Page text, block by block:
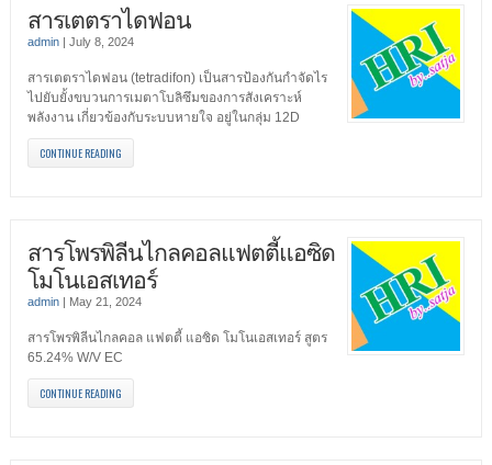
สารเตตราไดฟอน
admin| July 8, 2024
สารเตตราไดฟอน (tetradifon) เป็นสารป้องกันกำจัดไร
ไปยับยั้งขบวนการเมตาโบลิซึมของการสังเคราะห์
พลังงาน เกี่ยวข้องกับระบบหายใจ อยู่ในกลุ่ม 12D
CONTINUE READING
สารโพรพิลีนไกลคอลแฟตตี้แอซิด
โมโนเอสเทอร์
admin| May 21, 2024
สารโพรพิลีนไกลคอล แฟตตี้ แอซิด โมโนเอสเทอร์ สูตร
65.24% W/V EC
CONTINUE READING